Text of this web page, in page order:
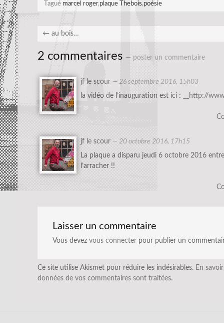
Tagué marcel roger,plaque Thebois,poésie
← au bois…
2 commentaires — poster un commentaire
jf le scour — 26 septembre 2016, 15h03
la vidéo de l’inauguration est ici :
__http://
jf le scour — 20 octobre 2016, 17h15
La plaque a disparu jeudi 6 octobre 2016
l’arracher !!
Laisser un commentaire
Vous devez vous connecter pour publier un
Ce site utilise Akismet pour réduire les indésirables. En
données de vos commentaires sont traitées.